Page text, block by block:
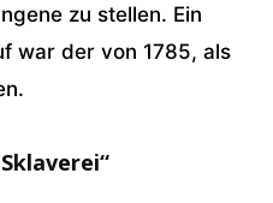
zu stellen. Ein
war der von 1785, als